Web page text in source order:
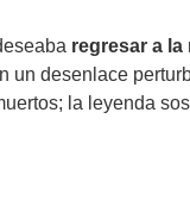
regresar a
un desenlace
la leyenda